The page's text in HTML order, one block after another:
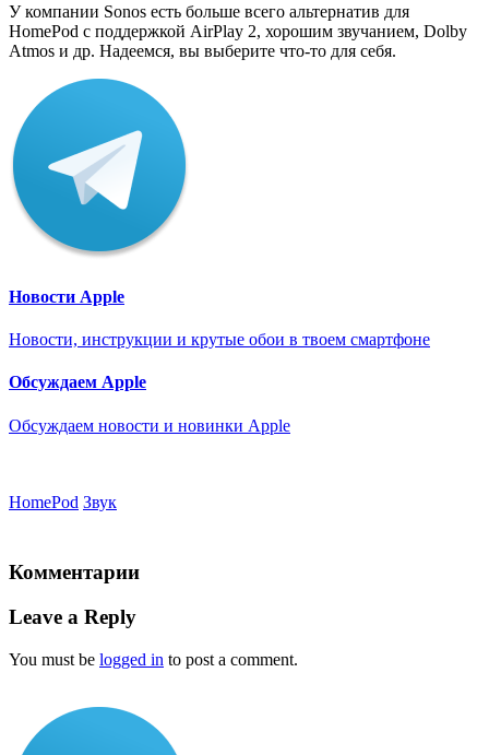
У компании Sonos есть больше всего альтернатив для
HomePod с поддержкой AirPlay 2, хорошим звучанием, Dolby
Atmos и др. Надеемся, вы выберите что-то для себя.
Новости Apple
Новости, инструкции и крутые обои в твоем смартфоне
Обсуждаем Apple
Обсуждаем новости и новинки Apple
HomePod Звук
Комментарии
Leave a Reply
You must be logged in to post a comment.